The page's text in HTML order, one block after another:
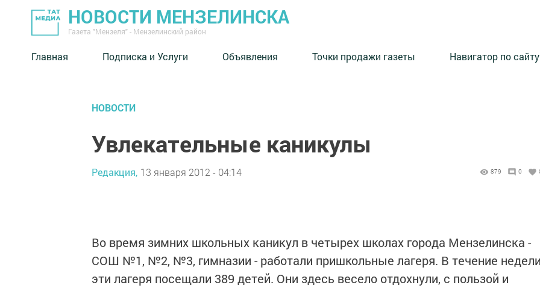
НОВОСТИ МЕНЗЕЛИНСКА
Газета "Мензеля" - Мензелинский район
Главная Подписка и Услуги Объявления Точки продажи газеты Навигатор по сайту
НОВОСТИ
Увлекательные каникулы
Редакция, 13 января 2012 - 04:14 879 0
Во время зимних школьных каникул в четырех шко­лах города Мензелинска -
СОШ №1, №2, №3, гим­назии - работали пришкольные лагеря. В течение
эти лагеря посещали 389 детей. Они здесь весело отдохнули, с пользой и